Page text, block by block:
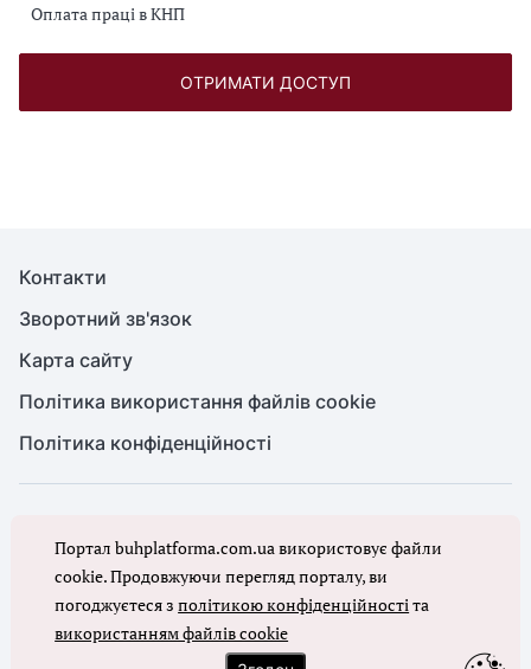
Оплата праці в КНП
ОТРИМАТИ ДОСТУП
Контакти
Зворотний зв'язок
Карта сайту
Політика використання файлів cookie
Політика конфіденційності
Повне або часткове копіювання будь-яких матеріалів сайту,
цитування, публікація їх анотованих оглядів допускаються лише з
письмового дозволу редакції сайту Головбух
Ми в соцмережах
Портал buhplatforma.com.ua використовує файли
cookie. Продовжуючи перегляд порталу, ви
погоджуєтеся зполітикою конфіденційностіта
використанням файлів cookie